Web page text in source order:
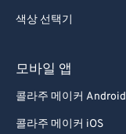
색상 선택기
모바일 앱
콜라주 메이커 Android
콜라주 메이커 iOS